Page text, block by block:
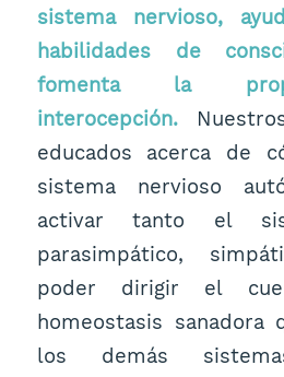
sistema nervioso,
habilidades de
fomenta la
interocepción.
educados acerca de
sistema nervioso
activar tanto el
parasimpático,
poder dirigir el
homeostasis sanadora
los demás